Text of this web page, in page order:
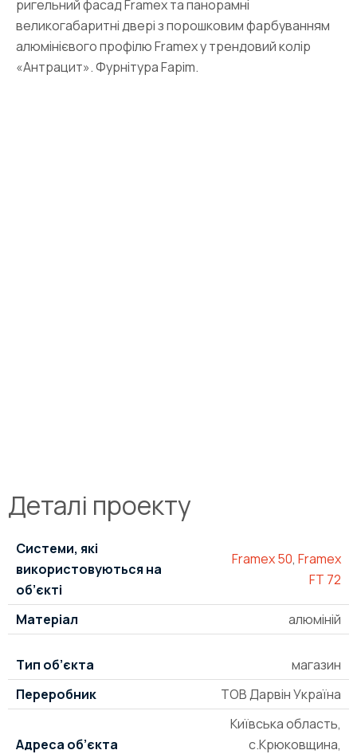
ригельний фасад Framex та панорамні
великогабаритні двері з порошковим фарбуванням
алюмінієвого профілю Framex у трендовий колір
«Антрацит». Фурнітура Fapim.
Деталі проекту
Системи, які
використовуються на
об’єкті
Framex 50, Framex
FT 72
Матеріал алюміній
Тип об’єкта
магазин
Переробник
ТОВ Дарвін Україна
Адреса об’єкта
Київська область,
с.Крюковщина,